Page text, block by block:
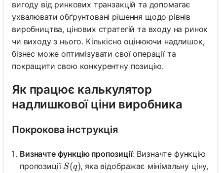
вигоду від ринкових транзакцій та допомагає
ухвалювати обґрунтовані рішення щодо рівнів
виробництва, цінових стратегій та входу на ринок
чи виходу з нього. Кількісно оцінюючи надлишок,
бізнес може оптимізувати свої операції та
покращити свою конкурентну позицію.
Як працює калькулятор
надлишкової ціни виробника
Покрокова інструкція
Визначте функцію пропозиції: Визначте функцію
пропозиції S(q)
S(q), яка відображає мінімальну ціну,